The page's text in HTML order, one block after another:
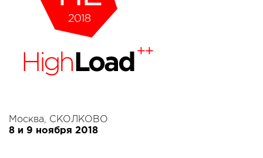
Москва, СКОЛКОВО
8 и 9 ноября 2018